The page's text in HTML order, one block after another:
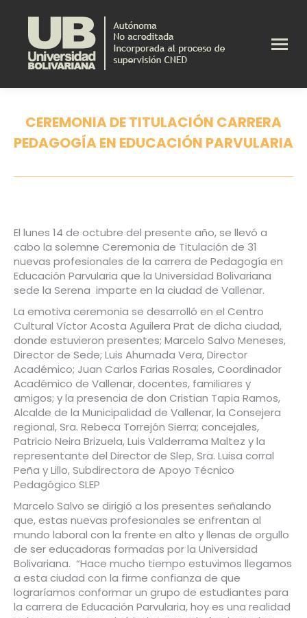
CEREMONIA DE TITULACIÓN CARRERA
PEDAGOGÍA EN EDUCACIÓN PARVULARIA
El lunes 14 de octubre del presente año, se llevó a
cabo la solemne Ceremonia de Titulación de 31
nuevas profesionales de la carrera de Pedagogía en
Educación Parvularia que la Universidad Bolivariana
sede la Serena imparte en la ciudad de Vallenar.
La emotiva ceremonia se desarrolló en el Centro
Cultural Víctor Acosta Aguilera Prat de dicha ciudad,
donde estuvieron presentes; Marcelo Salvo Meneses,
Director de Sede; Luis Ahumada Vera, Director
Académico; Juan Carlos Farias Rosales, Coordinador
Académico de Vallenar, docentes, familiares y
amigos; y la presencia de don Cristian Tapia Ramos,
Alcalde de la Municipalidad de Vallenar, la Consejera
regional, Sra. Rebeca Torrejón Sierra; concejales,
Patricio Neira Brizuela, Luis Valderrama Maltez y la
representante del Director de Slep, Sra. Luisa corral
Peña y Lillo, Subdirectora de Apoyo Técnico
Pedagógico SLEP
Marcelo Salvo se dirigió a los presentes señalando
que, estas nuevas profesionales se enfrentan al
mundo laboral con la frente en alto y llenas de orgullo
de ser educadoras formadas por la Universidad
Bolivariana. “Hace mucho tiempo estuvimos llegamos
a esta ciudad con la firme confianza de que
lograríamos conformar un grupo de estudiantes para
la carrera de Educación Parvularia, hoy es una realidad